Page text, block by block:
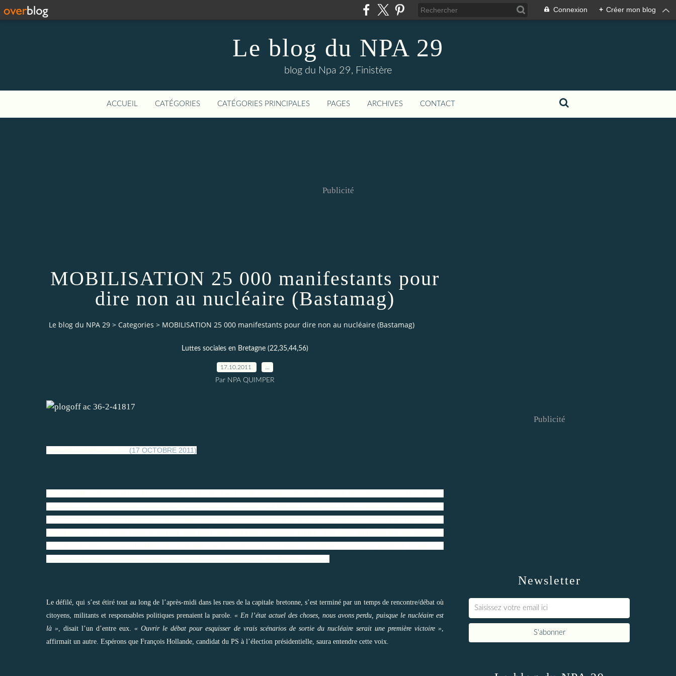
Connexion + Créer mon blog
Le blog du NPA 29
blog du Npa 29, Finistère
ACCUEIL CATÉGORIES CATÉGORIES PRINCIPALES PAGES ARCHIVES CONTACT
Publicité
MOBILISATION 25 000 manifestants pour
dire non au nucléaire (Bastamag)
Le blog du NPA 29 > Categories > MOBILISATION 25 000 manifestants pour dire non au nucléaire (Bastamag)
Luttes sociales en Bretagne (22,35,44,56)
17.10.2011
Par NPA QUIMPER
(17 OCTOBRE 2011)
Le défilé, qui s’est étiré tout au long de l’après-midi dans les rues de la capitale bretonne, s’est terminé par un temps de rencontre/débat où
citoyens, militants et responsables politiques prenaient la parole.« En l’état actuel des choses, nous avons perdu, puisque le nucléaire est
là » , disait l’un d’entre eux.« Ouvrir le débat pour esquisser de vrais scénarios de sortie du nucléaire serait une première victoire »
affirmait un autre. Espérons que François Hollande, candidat du PS à l’élection présidentielle, saura entendre cette voix.
Newsletter
Publicité